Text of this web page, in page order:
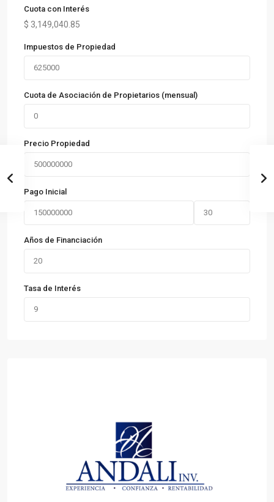
Cuota con Interés
$ 3,149,040.85
Impuestos de Propiedad
Cuota de Asociación de Propietarios (mensual)
Precio Propiedad
Pago Inicial
Años de Financiación
Tasa de Interés